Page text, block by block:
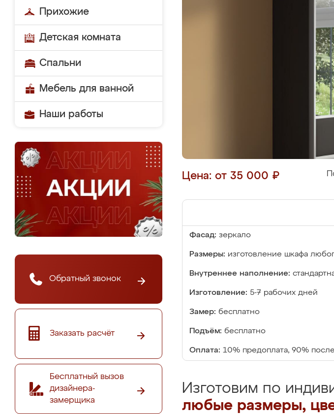
Прихожие
Детская комната
Спальни
Мебель для ванной
Наши работы
Обратный звонок
Заказать расчёт
Бесплатный вызов
дизайнера-
замерщика
Цена: от 35 000 ₽
Фасад: зеркало
Размеры: изготовление шкафа
Внутреннее наполнение:
Изготовление: 5-7 рабочих дней
Замер: бесплатно
Подъём: бесплатно
Оплата: 10% предоплата, 90%
Изготовим по
любые размеры,